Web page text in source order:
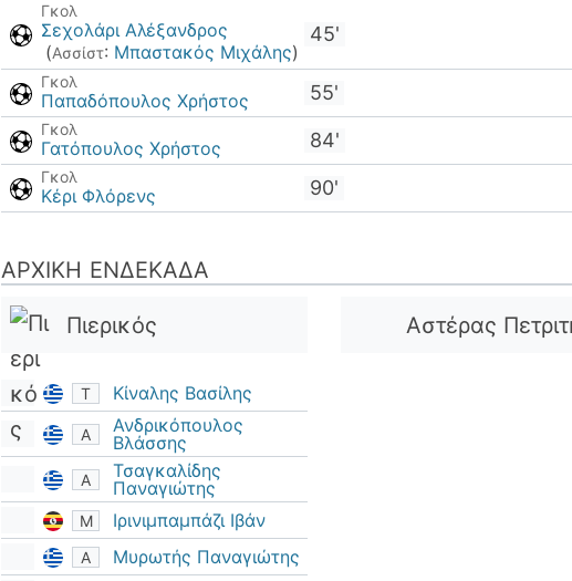
Γκολ
Σεχολάρι Αλέξανδρος
(Ασσίστ: Μπαστακός Μιχάλης)
45'
Γκολ
Παπαδόπουλος Χρήστος 55'
Γκολ
Γατόπουλος Χρήστος 84'
Γκολ
Κέρι Φλόρενς 90'
ΑΡΧΙΚΉ ΕΝΔΕΚΆΔΑ
Πιερικός
Τ Κίναλης Βασίλης
Α
Ανδρικόπουλος
Βλάσσης
Α
Τσαγκαλίδης
Παναγιώτης
Μ Ιρινιμπαμπάζι Ιβάν
Α Μυρωτής Παναγιώτης
Αστέρας